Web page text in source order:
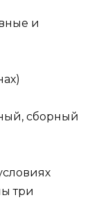
и
сборный
три